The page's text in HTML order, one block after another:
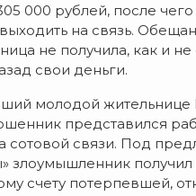
000 рублей, после
на связь.
не получила, как и не
свои деньги.
молодой жительнице
представился
сотовой связи. Под
злоумышленник получил
счету потерпевшей,